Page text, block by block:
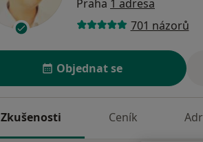
Praha 1 adresa
701 názorů
Objednat se
Zkušenosti Ceník